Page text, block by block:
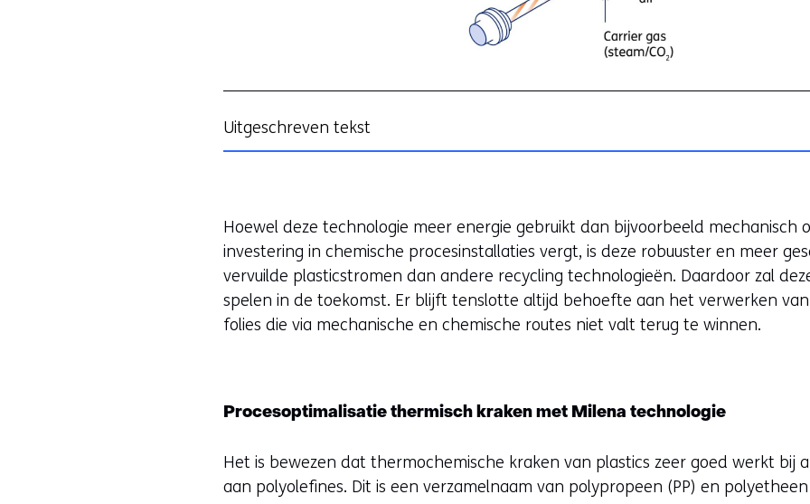
Uitgeschreven tekst
Hoewel deze technologie meer energie gebruikt dan bijvoorbeeld mechanisch
investering in chemische procesinstallaties vergt, is deze robuuster en meer
vervuilde plasticstromen dan andere recycling technologieën. Daardoor zal
spelen in de toekomst. Er blijft tenslotte altijd behoefte aan het verwerken
folies die via mechanische en chemische routes niet valt terug te winnen.
Procesoptimalisatie thermisch kraken met Milena technologie
Het is bewezen dat thermochemische kraken van plastics zeer goed werkt bij
aan polyolefines. Dit is een verzamelnaam van polypropeen (PP) en polyetheen